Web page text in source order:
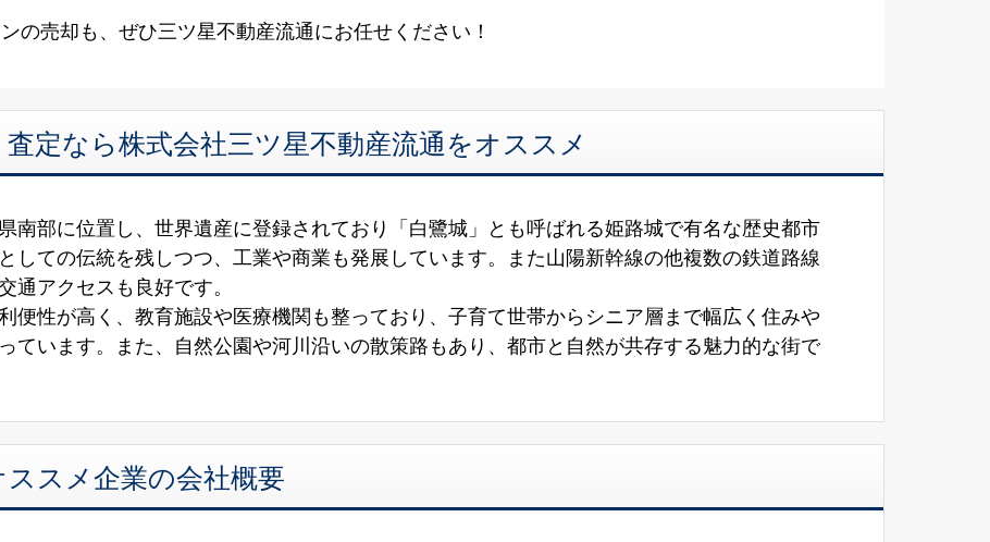
の売却も、ぜひ三ツ星不動産流通にお任せください！
定なら株式会社三ツ星不動産流通をオススメ
南部に位置し、世界遺産に登録されており「白鷺城」とも呼ばれる姫路城で有名な歴史都市
しての伝統を残しつつ、工業や商業も発展しています。また山陽新幹線の他複数の鉄道路線
通アクセスも良好です。
便性が高く、教育施設や医療機関も整っており、子育て世帯からシニア層まで幅広く住みや
ています。また、自然公園や河川沿いの散策路もあり、都市と自然が共存する魅力的な街で
スメ企業の会社概要